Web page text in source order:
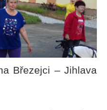
Březejci – Jihlava